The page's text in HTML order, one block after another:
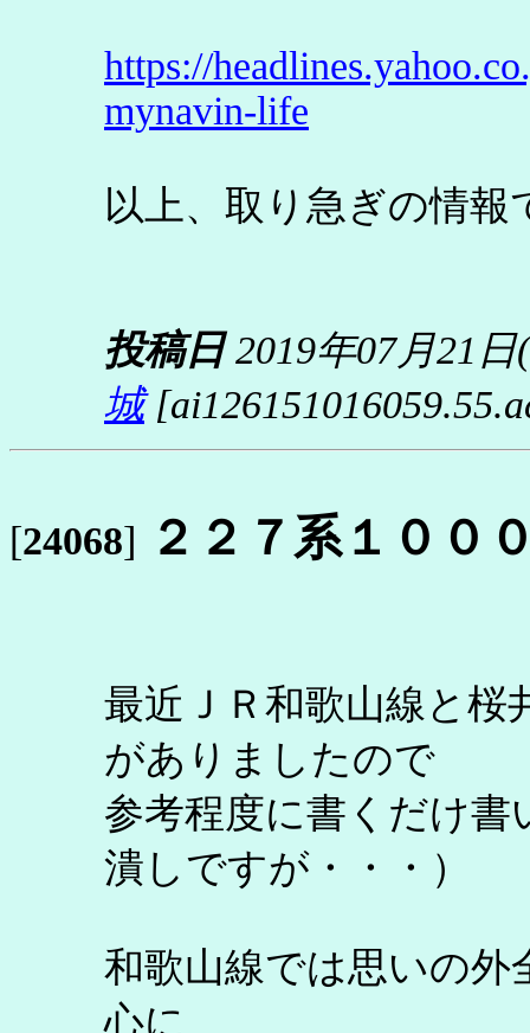
https://
mynavin-life
以上、取り急ぎの情
投稿日2019年07月21
城
[24068] ２２７系１００
最近ＪＲ和歌山線と桜
がありましたので
参考程度に書くだけ
潰しですが・・・）
和歌山線では思いの外
心に